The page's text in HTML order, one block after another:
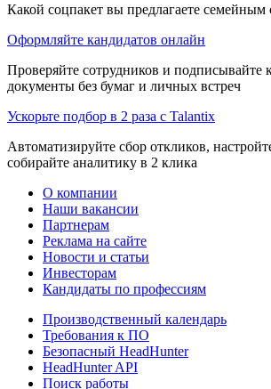
Какой соцпакет вы предлагаете семейным
Оформляйте кандидатов онлайн
Проверяйте сотрудников и подписывайте
документы без бумаг и личных встреч
Ускорьте подбор в 2 раза с Talantix
Автоматизируйте сбор откликов,
собирайте аналитику в 2 клика
О компании
Наши вакансии
Партнерам
Реклама на сайте
Новости и статьи
Инвесторам
Кандидаты по профессиям
Производственный календарь
Требования к ПО
Безопасный HeadHunter
HeadHunter API
Поиск работы